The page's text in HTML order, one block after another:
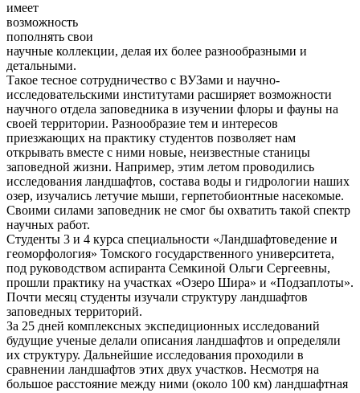
имеет
возможность
пополнять свои
научные коллекции, делая их более разнообразными и
детальными.
Такое тесное сотрудничество с ВУЗами и научно-
исследовательскими институтами расширяет возможности
научного отдела заповедника в изучении флоры и фауны на
своей территории. Разнообразие тем и интересов
приезжающих на практику студентов позволяет нам
открывать вместе с ними новые, неизвестные станицы
заповедной жизни. Например, этим летом проводились
исследования ландшафтов, состава воды и гидрологии наших
озер, изучались летучие мыши, герпетобионтные насекомые.
Своими силами заповедник не смог бы охватить такой спектр
научных работ.
Студенты 3 и 4 курса специальности «Ландшафтоведение и
геоморфология» Томского государственного университета,
под руководством аспиранта Семкиной Ольги Сергеевны,
прошли практику на участках «Озеро Шира» и «Подзаплоты».
Почти месяц студенты изучали структуру ландшафтов
заповедных территорий.
За 25 дней комплексных экспедиционных исследований
будущие ученые делали описания ландшафтов и определяли
их структуру. Дальнейшие исследования проходили в
сравнении ландшафтов этих двух участков. Несмотря на
большое расстояние между ними (около 100 км) ландшафтная